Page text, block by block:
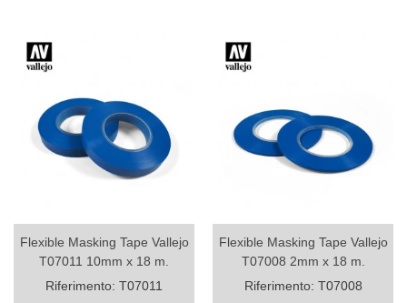
Flexible Masking Tape Vallejo
T07011 10mm x 18 m.
Riferimento: T07011
Flexible Masking Tape Vallejo
T07008 2mm x 18 m.
Riferimento: T07008